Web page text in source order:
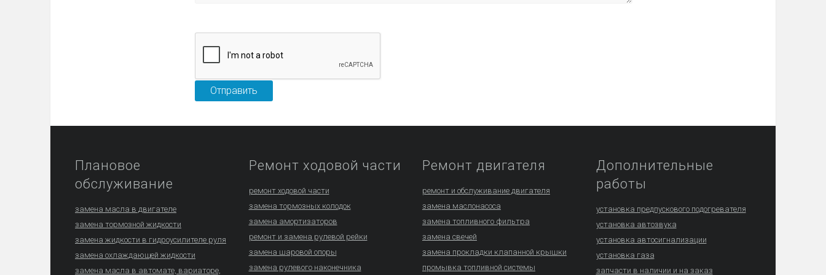
Плановое
обслуживание
замена масла в двигателе
замена тормозной жидкости
замена жидкости в гидроусилителе руля
замена охлаждающей жидкости
замена масла в автомате, вариаторе,
Ремонт ходовой части
ремонт ходовой части
замена тормозных колодок
замена амортизаторов
ремонт и замена рулевой рейки
замена шаровой опоры
замена рулевого наконечника
Ремонт двигателя
ремонт и обслуживание двигателя
замена маслонасоса
замена топливного фильтра
замена свечей
замена прокладки клапанной крышки
промывка топливной системы
Дополнительные
работы
установка предпускового подогревателя
установка автозвука
установка автосигнализации
установка газа
запчасти в наличии и на заказ